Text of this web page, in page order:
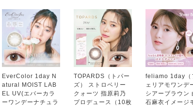
EverColor 1day N
atural MOIST LAB
EL UV(エバーカラ
ーワンデーナチュラ
TOPARDS（トパー
ズ） ストロベリー
クォーツ 指原莉乃
プロデュース（10枚
feliamo 1day（
ェリアモワンデ
シアーブラウン
石麻衣イメージ